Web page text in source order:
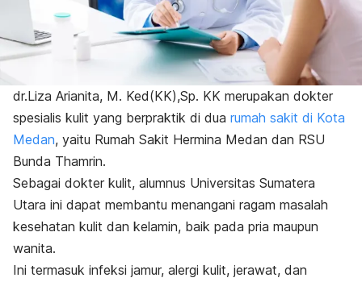
dr.Liza Arianita, M. Ked(KK),Sp. KK merupakan dokter
spesialis kulit yang berpraktik di dua rumah sakit di Kota
Medan, yaitu Rumah Sakit Hermina Medan dan RSU
Bunda Thamrin.
Sebagai dokter kulit, alumnus Universitas Sumatera
Utara ini dapat membantu menangani ragam masalah
kesehatan kulit dan kelamin, baik pada pria maupun
wanita.
Ini termasuk infeksi jamur, alergi kulit, jerawat, dan